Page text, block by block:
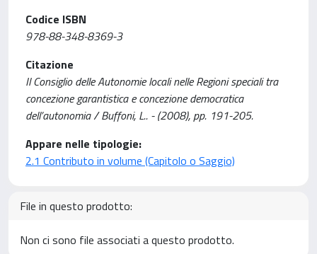
Codice ISBN
978-88-348-8369-3
Citazione
Il Consiglio delle Autonomie locali nelle Regioni speciali tra
concezione garantistica e concezione democratica
dell’autonomia / Buffoni, L.. - (2008), pp. 191-205.
Appare nelle tipologie:
2.1 Contributo in volume (Capitolo o Saggio)
File in questo prodotto:
Non ci sono file associati a questo prodotto.